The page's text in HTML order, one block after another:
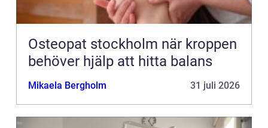
Osteopat stockholm när kroppen
behöver hjälp att hitta balans
Mikaela Bergholm 31 juli 2026